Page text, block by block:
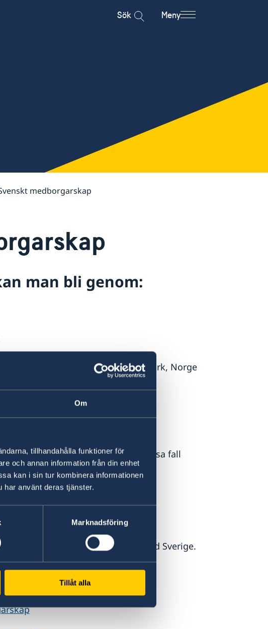
Om
tillhandahålla funktioner för
och annan information från din enhet
kan i sin tur kombinera informationen
har använt deras tjänster.
Marknadsföring
Tillåt alla
Sök Meny
medborgarskap
man bli genom:
och medborgare i Finland, Danmark, Norge
och bosatt utomlands kan i vissa fall
när du fyller 22 år om du
som visar samhörighet med Sverige.